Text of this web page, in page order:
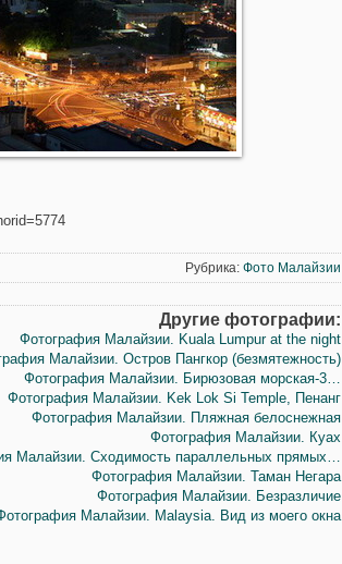
Рубрика: Фото Малайзии
Другие фотографии:
Фотография Малайзии. Kuala Lumpur at the night
Малайзии. Остров Пaнгкор (безмятежность)
Фотография Малайзии. Бирюзовая морская-3…
Фотография Малайзии. Kek Lok Si Temple, Пенанг
Фотография Малайзии. Пляжная белоснежная
Фотография Малайзии. Куах
Малайзии. Сходимость параллельных прямых…
Фотография Малайзии. Таман Негара
Фотография Малайзии. Безразличие
Малайзии. Malaysia. Вид из моего окна